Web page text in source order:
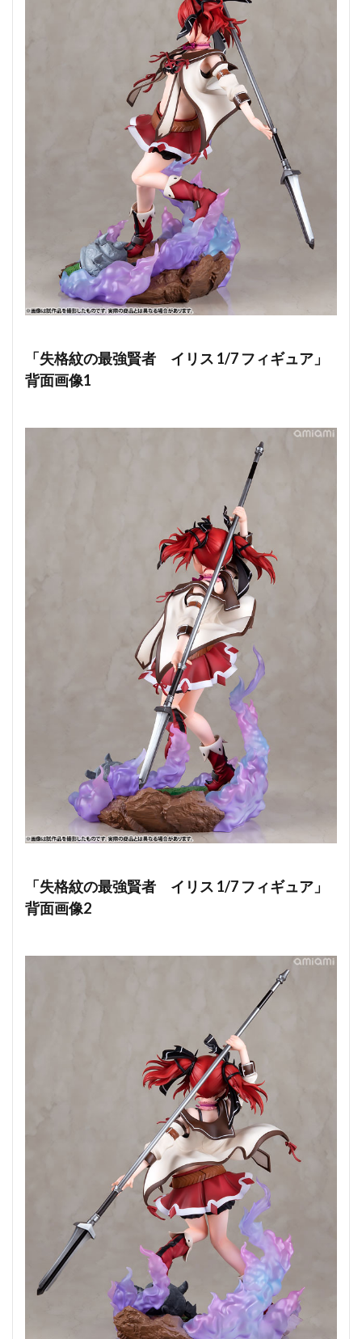
「失格紋の最強賢者 イリス 1/7 フィギュア」
背面画像1
「失格紋の最強賢者 イリス 1/7 フィギュア」
背面画像2